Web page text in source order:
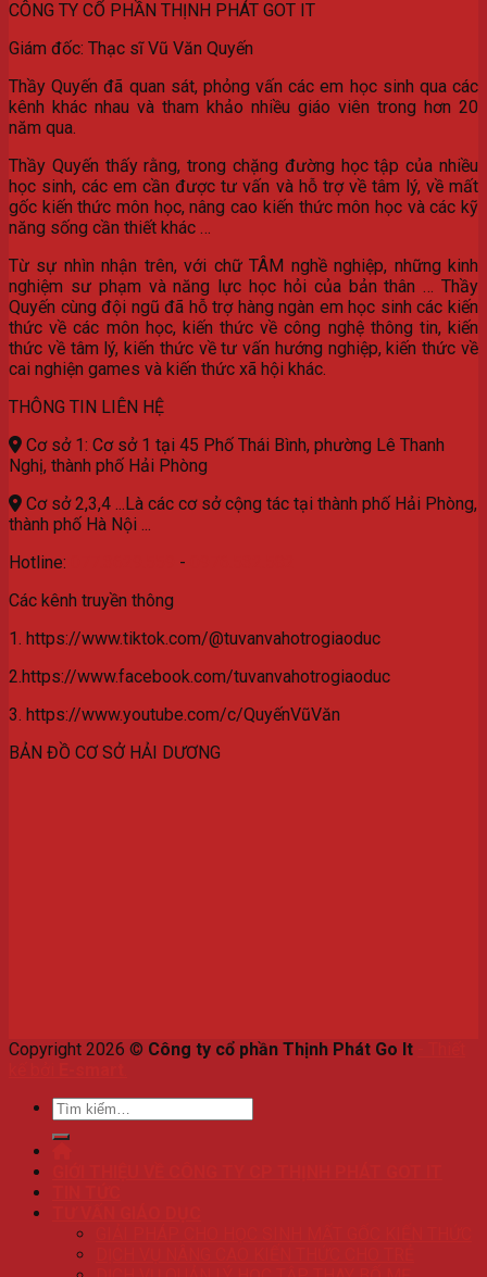
CÔNG TY CỔ PHẦN THỊNH PHÁT GOT IT
Giám đốc: Thạc sĩ Vũ Văn Quyến
Thầy Quyến đã quan sát, phỏng vấn các em học sinh qua các
kênh khác nhau và tham khảo nhiều giáo viên trong hơn 20
năm qua.
Thầy Quyến thấy rằng, trong chặng đường học tập của nhiều
học sinh, các em cần được tư vấn và hỗ trợ về tâm lý, về mất
gốc kiến thức môn học, nâng cao kiến thức môn học và các kỹ
năng sống cần thiết khác …
Từ sự nhìn nhận trên, với chữ TÂM nghề nghiệp, những kinh
nghiệm sư phạm và năng lực học hỏi của bản thân … Thầy
Quyến cùng đội ngũ đã hỗ trợ hàng ngàn em học sinh các kiến
thức về các môn học, kiến thức về công nghệ thông tin, kiến
thức về tâm lý, kiến thức về tư vấn hướng nghiệp, kiến thức về
cai nghiện games và kiến thức xã hội khác.
THÔNG TIN LIÊN HỆ
Cơ sở 1: Cơ sở 1 tại 45 Phố Thái Bình, phường Lê Thanh
Nghị, thành phố Hải Phòng
Cơ sở 2,3,4 ...Là các cơ sở cộng tác tại thành phố Hải Phòng,
thành phố Hà Nội ...
Hotline:
-
Các kênh truyền thông
1. https://www.tiktok.com/@tuvanvahotrogiaoduc
2.https://www.facebook.com/tuvanvahotrogiaoduc
3. https://www.youtube.com/c/QuyếnVũVăn
BẢN ĐỒ CƠ SỞ HẢI DƯƠNG
Copyright 2026 © Công ty cổ phần Thịnh Phát Go It
Tìm
kiếm: